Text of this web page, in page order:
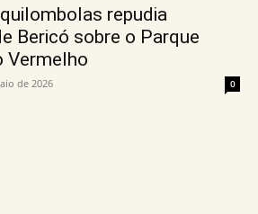
repudia
Bericó sobre o Parque
Vermelho
de 2026 0